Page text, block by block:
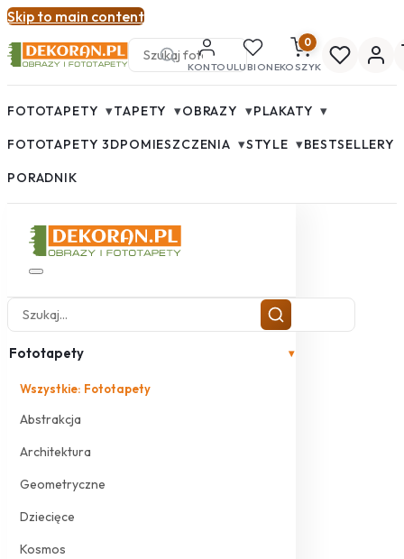
Skip to main content
KONTOULUBIONE
0
KOSZYK
FOTOTAPETY ▾TAPETY ▾OBRAZY ▾PLAKATY ▾
FOTOTAPETY 3DPOMIESZCZENIA ▾STYLE ▾BESTSELLERY
PORADNIK
Fototapety ▾
Wszystkie: Fototapety
Abstrakcja
Architektura
Geometryczne
Dziecięce
Kosmos